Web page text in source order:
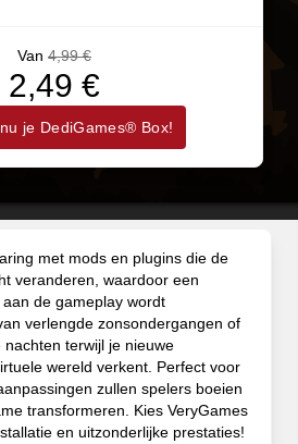
Van 4,99 €
2,49 €
je DediGames® Box!
met mods en plugins die de
veranderen, waardoor een
de gameplay wordt
verlengde zonsondergangen of
terwijl je nieuwe
wereld verkent. Perfect voor
zullen spelers boeien
transformeren. Kies VeryGames
en uitzonderlijke prestaties!